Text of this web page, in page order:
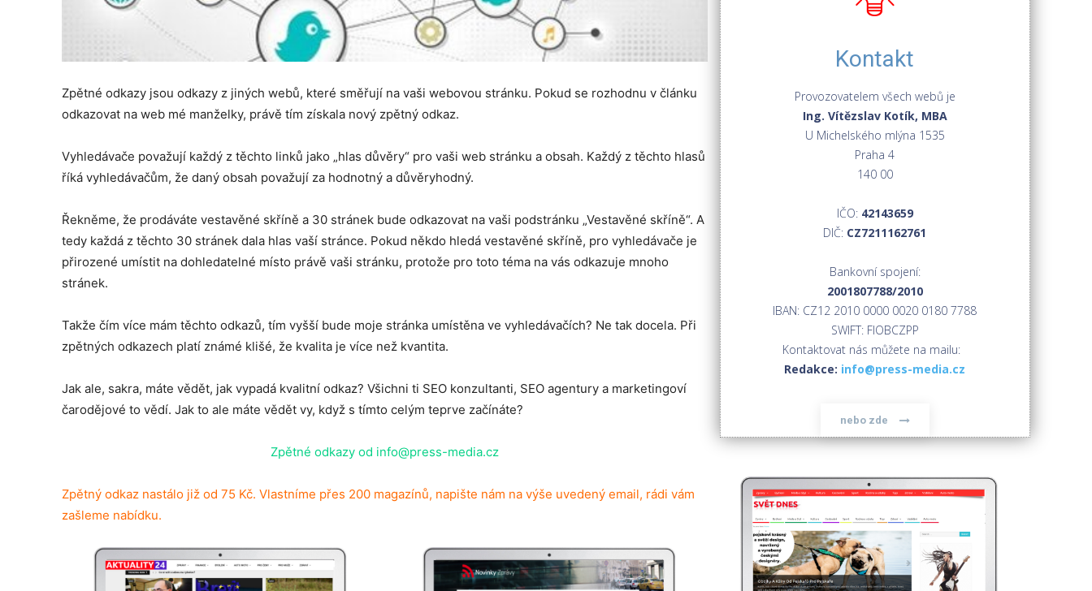
Zpětné odkazy jsou odkazy z jiných webů, které směřují na vaši webovou stránku. Pokud se rozhodnu v článku
odkazovat na web mé manželky, právě tím získala nový zpětný odkaz.
Vyhledávače považují každý z těchto linků jako „hlas důvěry“ pro vaši web stránku a obsah. Každý z těchto hlasů
říká vyhledávačům, že daný obsah považují za hodnotný a důvěryhodný.
Řekněme, že prodáváte vestavěné skříně a 30 stránek bude odkazovat na vaši podstránku „Vestavěné skříně“. A
tedy každá z těchto 30 stránek dala hlas vaší stránce. Pokud někdo hledá vestavěné skříně, pro vyhledávače je
přirozené umístit na dohledatelné místo právě vaši stránku, protože pro toto téma na vás odkazuje mnoho
stránek.
Takže čím více mám těchto odkazů, tím vyšší bude moje stránka umístěna ve vyhledávačích? Ne tak docela. Při
zpětných odkazech platí známé klišé, že kvalita je více než kvantita.
Jak ale, sakra, máte vědět, jak vypadá kvalitní odkaz? Všichni ti SEO konzultanti, SEO agentury a marketingoví
čarodějové to vědí. Jak to ale máte vědět vy, když s tímto celým teprve začínáte?
Zpětné odkazy od info@press-media.cz
Zpětný odkaz nastálo již od 75 Kč. Vlastníme přes 200 magazínů, napište nám na výše uvedený email, rádi vám
zašleme nabídku.
Kontakt
Provozovatelem všech webů je
Ing. Vítězslav Kotík, MBA
U Michelského mlýna 1535
Praha 4
140 00
IČO: 42143659
DIČ: CZ7211162761
Bankovní spojení:
2001807788/2010
IBAN: CZ12 2010 0000 0020 0180 7788
SWIFT: FIOBCZPP
Kontaktovat nás můžete na mailu:
Redakce: info@press-media.cz
nebo zde